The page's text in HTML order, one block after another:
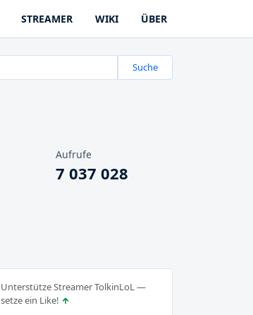
STREAMER WIKI ÜBER
Suche
Aufrufe
7 037 028
Unterstütze Streamer TolkinLoL —
setze ein Like!